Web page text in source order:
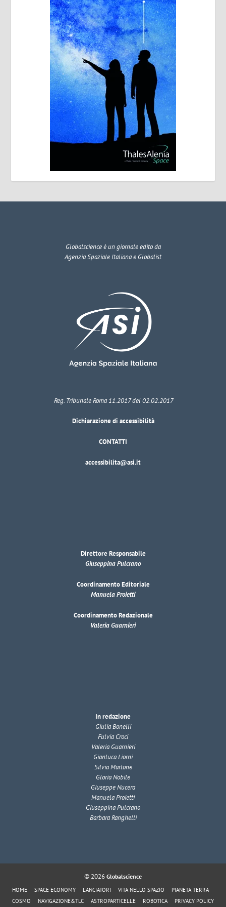
Globalscienceè un giornale edito da
Agenzia Spaziale Italiana e Globalist
Reg. Tribunale Roma 11.2017 del 02.02.2017
Dichiarazione di accessibilità
CONTATTI
accessibilita@asi.it
Direttore Responsabile
Giuseppina Pulcrano
Coordinamento Editoriale
Manuela Proietti
Coordinamento Redazionale
Valeria Guarnieri
In redazione
Giulia Bonelli
Fulvia Croci
Valeria Guarnieri
Gianluca Liorni
Silvia Martone
Gloria Nobile
Giuseppe Nucera
Manuela Proietti
Giuseppina Pulcrano
Barbara Ranghelli
© 2026 Globalscience
HOME SPACE ECONOMY LANCIATORI VITA NELLO SPAZIO
PIANETA TERRA
COSMO
NAVIGAZIONE&TLC ASTROPARTICELLE ROBOTICA PRIVACY POLICY